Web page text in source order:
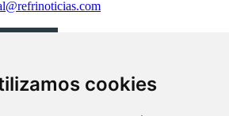
cookies